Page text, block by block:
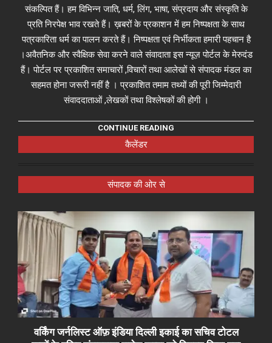
संकल्पित हैं। हम विभिन्न जाति, धर्म, लिंग, भाषा, संप्रदाय और संस्कृति के
प्रति निरपेक्ष भाव रखते हैं। ख़बरों के प्रकाशन में हम निष्पक्षता के साथ
पत्रकारिता धर्म का पालन करते हैं। निष्पक्षता एवं निर्भीकता हमारी पहचान है
।अवैतनिक और स्वैक्षिक सेवा करने वाले संवादाता इस न्यूज़ पोर्टल के मेरुदंड
हैं। पोर्टल पर प्रकाशित समाचारों ,विचारों तथा आलेखों से संपादक मंडल का
सहमत होना जरूरी नहीं है । प्रकाशित तमाम तथ्यों की पूरी जिम्मेदारी
संवाददाताओं ,लेखकों तथा विश्लेषकों की होगी ।
CONTINUE READING
कैलेंडर
संपादक की ओर से
वर्किंग जर्नलिस्ट ऑफ़ इंडिया दिल्ली इकाई का सचिव टोटल